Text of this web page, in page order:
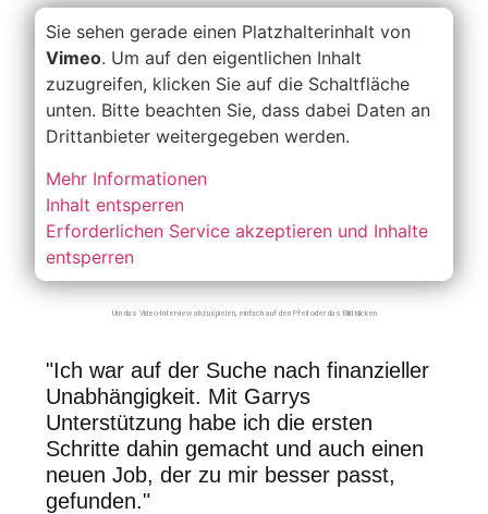
Sie sehen gerade einen Platzhalterinhalt von
Vimeo. Um auf den eigentlichen Inhalt
zuzugreifen, klicken Sie auf die Schaltfläche
unten. Bitte beachten Sie, dass dabei Daten an
Drittanbieter weitergegeben werden.
Mehr Informationen
Inhalt entsperren
Erforderlichen Service akzeptieren und Inhalte
entsperren
Um das Video-Interview abzuspielen, einfach auf den Pfeil oder das Bild klicken
"Ich war auf der Suche nach finanzieller
Unabhängigkeit. Mit Garrys
Unterstützung habe ich die ersten
Schritte dahin gemacht und auch einen
neuen Job, der zu mir besser passt,
gefunden."